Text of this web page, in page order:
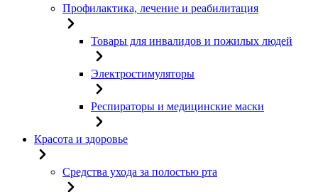
Профилактика, лечение и реабилитация
Товары для инвалидов и пожилых людей
Электростимуляторы
Респираторы и медицинские маски
Красота и здоровье
Средства ухода за полостью рта